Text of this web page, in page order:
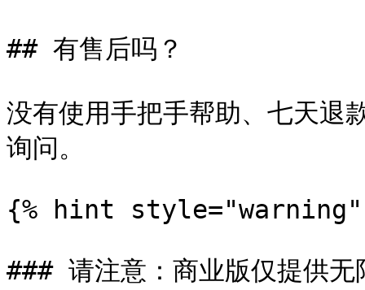
## 有售后吗？
没有使用手把手帮助、七天退
询问。
{% hint style="warning"
### 请注意：商业版仅提供